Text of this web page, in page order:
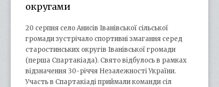
округами
20 серпня село Анисів Іванівської сільської
громади зустрічало спортивні змагання серед
старостинських округів Іванівської громади
(перша Спартакіада). Свято відбулось в рамках
відзначення 30-річчя Незалежності України.
Участь в Спартакіаді приймали команди сіл